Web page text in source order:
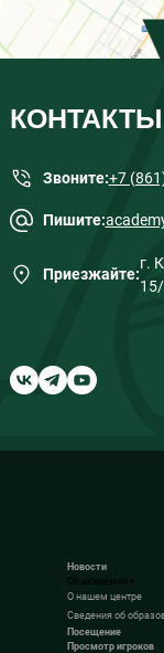
КОНТАКТЫ
Звоните:+7
Пишите:
Приезжайте:
г.
Новости
Об академии ▾
О нашем центре
Сведения об
Посещение
Просмотр игроков